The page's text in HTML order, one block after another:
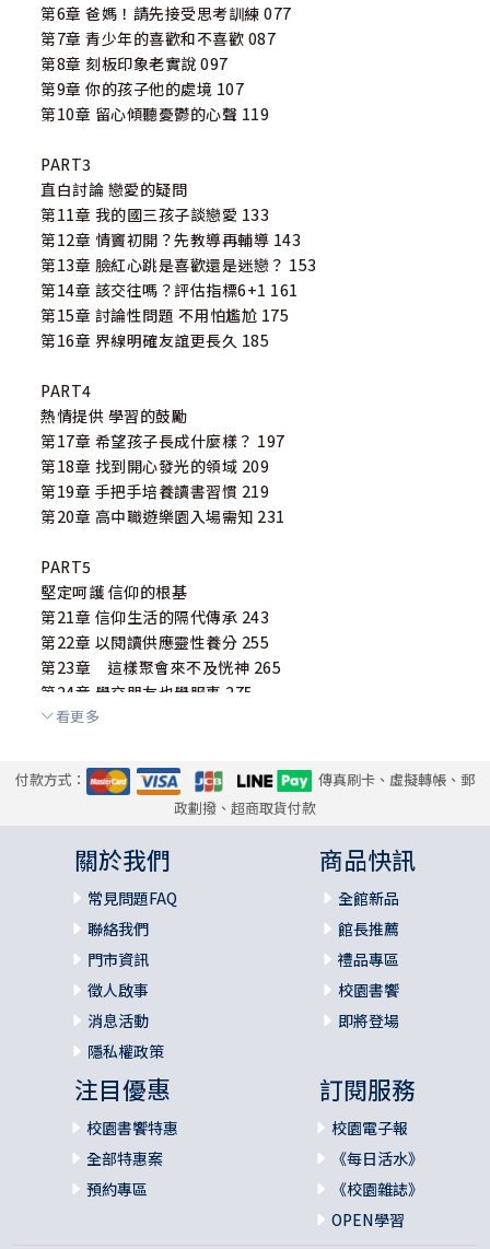
第6章 爸媽！請先接受思考訓練 077
第7章 青少年的喜歡和不喜歡 087
第8章 刻板印象老實說 097
第9章 你的孩子他的處境 107
第10章 留心傾聽憂鬱的心聲 119
PART3
直白討論 戀愛的疑問
第11章 我的國三孩子談戀愛 133
第12章 情竇初開？先教導再輔導 143
第13章 臉紅心跳是喜歡還是迷戀？ 153
第14章 該交往嗎？評估指標6+1 161
第15章 討論性問題 不用怕尷尬 175
第16章 界線明確友誼更長久 185
PART4
熱情提供 學習的鼓勵
第17章 希望孩子長成什麼樣？ 197
第18章 找到開心發光的領域 209
第19章 手把手培養讀書習慣 219
第20章 高中職遊樂園入場需知 231
PART5
堅定呵護 信仰的根基
第21章 信仰生活的隔代傳承 243
第22章 以閱讀供應靈性養分 255
第23章 這樣聚會來不及恍神 265
第24章 學交朋友也學服事 275
第25章 教室內外的福音契機 283
寫在最後 在困難中經歷更多恩典 295
延伸閱讀推薦書目 305
看更多
付款方式：
傳真刷卡、虛擬轉帳、郵
政劃撥、超商取貨付款
關於我們
常見問題FAQ
聯絡我們
門市資訊
徵人啟事
消息活動
隱私權政策
商品快訊
全館新品
館長推薦
禮品專區
校園書饗
即將登場
注目優惠
校園書饗特惠
全部特惠案
預約專區
訂閱服務
校園電子報
《每日活水》
《校園雜誌》
OPEN學習